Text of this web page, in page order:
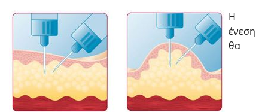
Η
ένεση
θα